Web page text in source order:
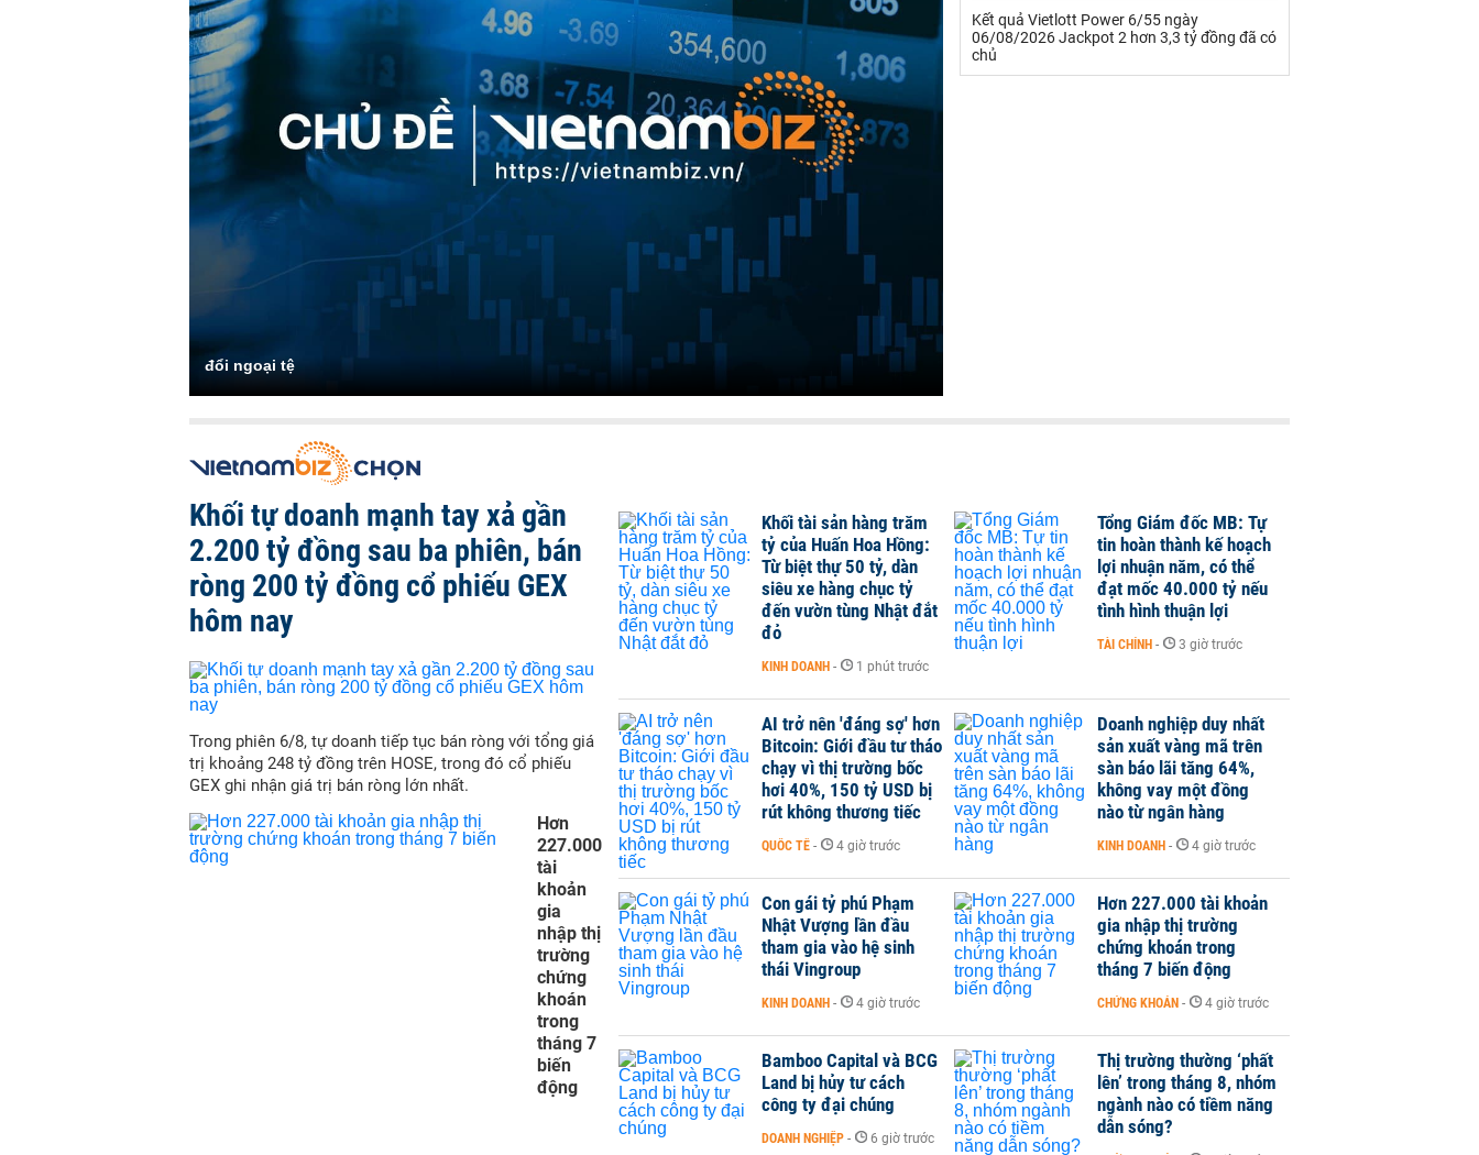
đổi ngoại tệ
Xi măng - Clynker
Kết quả Vietlott Power 6/55 ngày
06/08/2026 Jackpot 2 hơn 3,3 tỷ đồng đã có
chủ
Khối tự doanh mạnh tay xả gần
2.200 tỷ đồng sau ba phiên, bán
ròng 200 tỷ đồng cổ phiếu GEX
hôm nay
Trong phiên 6/8, tự doanh tiếp tục bán ròng với tổng giá
trị khoảng 248 tỷ đồng trên HOSE, trong đó cổ phiếu
GEX ghi nhận giá trị bán ròng lớn nhất.
Hơn
227.000
tài
khoản
gia
nhập thị
trường
chứng
khoán
trong
tháng 7
biến
động
Khối tài sản hàng trăm
tỷ của Huấn Hoa Hồng:
Từ biệt thự 50 tỷ, dàn
siêu xe hàng chục tỷ
đến vườn tùng Nhật đắt
đỏ
KINH DOANH - 1 phút trước
Tổng Giám đốc MB: Tự
tin hoàn thành kế hoạch
lợi nhuận năm, có thể
đạt mốc 40.000 tỷ nếu
tình hình thuận lợi
TÀI CHÍNH - 3 giờ trước
AI trở nên 'đáng sợ' hơn
Bitcoin: Giới đầu tư tháo
chạy vì thị trường bốc
hơi 40%, 150 tỷ USD bị
rút không thương tiếc
QUỐC TẾ - 4 giờ trước
Doanh nghiệp duy nhất
sản xuất vàng mã trên
sàn báo lãi tăng 64%,
không vay một đồng
nào từ ngân hàng
KINH DOANH - 4 giờ trước
Con gái tỷ phú Phạm
Nhật Vượng lần đầu
tham gia vào hệ sinh
thái Vingroup
KINH DOANH - 4 giờ trước
Hơn 227.000 tài khoản
gia nhập thị trường
chứng khoán trong
tháng 7 biến động
CHỨNG KHOÁN - 4 giờ trước
Bamboo Capital và BCG
Land bị hủy tư cách
công ty đại chúng
DOANH NGHIỆP - 6 giờ trước
Thị trường thường ‘phất
lên’ trong tháng 8, nhóm
ngành nào có tiềm năng
dẫn sóng?